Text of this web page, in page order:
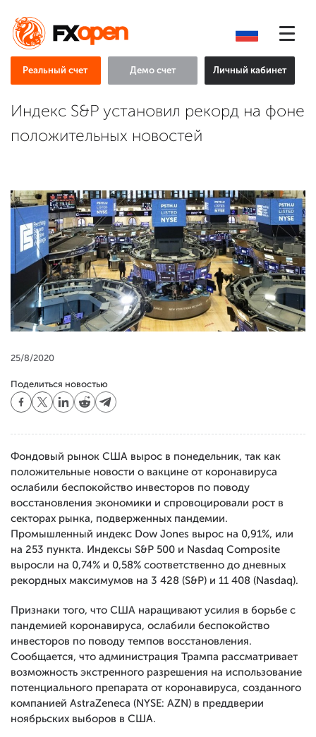
Реальный счет Демо счет Личный кабинет
Индекс S&P установил рекорд на фоне
положительных новостей
25/8/2020
Поделиться новостью
Фондовый рынок США вырос в понедельник, так как
положительные новости о вакцине от коронавируса
ослабили беспокойство инвесторов по поводу
восстановления экономики и спровоцировали рост в
секторах рынка, подверженных пандемии.
Промышленный индекс Dow Jones вырос на 0,91%, или
на 253 пункта. Индексы S&P 500 и Nasdaq Composite
выросли на 0,74% и 0,58% соответственно до дневных
рекордных максимумов на 3 428 (S&P) и 11 408 (Nasdaq).
Признаки того, что США наращивают усилия в борьбе с
пандемией коронавируса, ослабили беспокойство
инвесторов по поводу темпов восстановления.
Сообщается, что администрация Трампа рассматривает
возможность экстренного разрешения на использование
потенциального препарата от коронавируса, созданного
компанией AstraZeneca (NYSE: AZN) в преддверии
ноябрьских выборов в США.